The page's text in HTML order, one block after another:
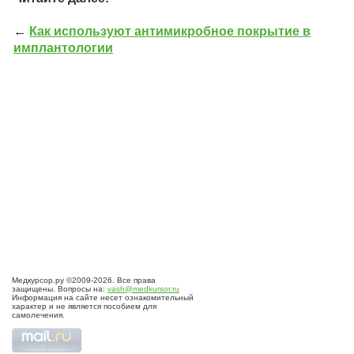
← Как используют антимикробное покрытие в
имплантологии
Медкурсор.ру ©2009-2026. Все права
защищены. Вопросы на: vash@medkursor.ru
Информация на сайте несет ознакомительный
характер и не является пособием для
самолечения.